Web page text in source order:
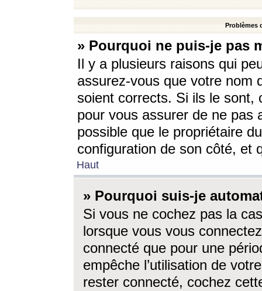
Problèmes
» Pourquoi ne puis-je pas
Il y a plusieurs raisons qui
assurez-vous que votre nom
soient corrects. Si ils le sont,
pour vous assurer de ne pas
possible que le propriétaire
configuration de son côté, et
Haut
» Pourquoi suis-je
Si vous ne cochez pas la
lorsque vous vous
connecté que pour une
empêche l’utilisation de
rester connecté, cochez